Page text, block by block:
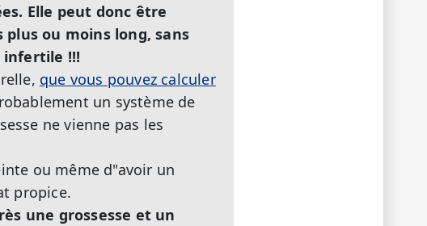
Elle peut donc être
plus ou moins long, sans
infertile !!!
que vous pouvez calculer
un système de
ne vienne pas les
ou même d"avoir un
propice.
une grossesse et un